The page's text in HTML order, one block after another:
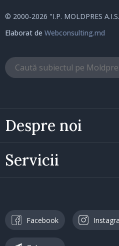
Despre noi
Servicii
© 2000-2026 "I.P. MOLDPRES
Elaborat de Webconsulting.md
Facebook